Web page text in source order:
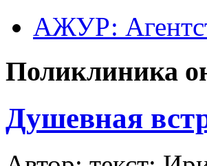
АЖУР:
Поликлиника
Душевная